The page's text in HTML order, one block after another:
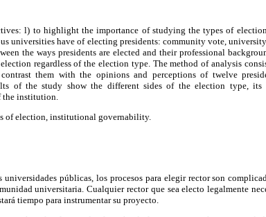
l) to highlight the importance of studying the types of
universities have of electing presidents: community vote,
the ways presidents are elected and their professional
regardless of the election type. The method of analysis
them with the opinions and perceptions of twelve
of the study show the different sides of the election type,
institution.
of election, institutional governability.
públicas, los procesos para elegir rector son
universitaria. Cualquier rector que sea electo legalmente
tiempo para instrumentar su proyecto.